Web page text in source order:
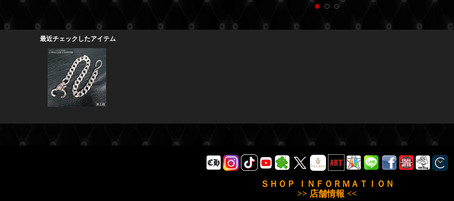
最近チェックしたアイテム
ＳＨＯＰ ＩＮＦＯＲＭＡＴＩＯＮ
>> 店舗情報 <<